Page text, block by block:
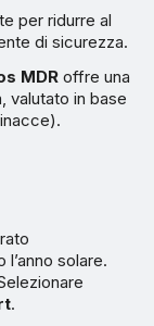
Português
中文（繁體）
per ridurre al
di sicurezza.
MDR offre una
valutato in base
solare.
.